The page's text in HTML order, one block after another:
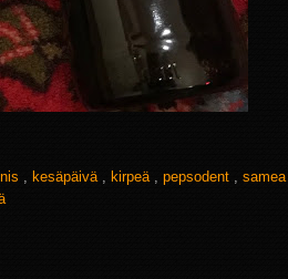
, kesäpäivä , kirpeä , pepsodent , samea